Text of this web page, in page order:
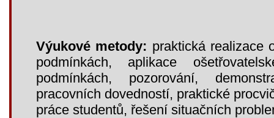
Výukové metody: praktická realizace
podmínkách, aplikace
podmínkách, pozorování,
pracovních dovedností, praktické
práce studentů, řešení situačních